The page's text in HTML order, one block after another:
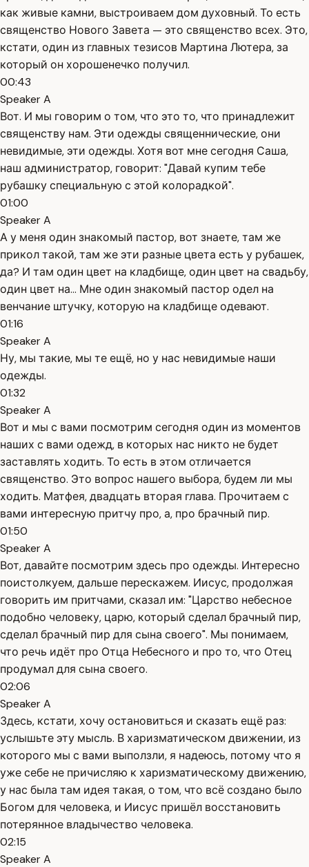
как живые камни, выстроиваем дом духовный. То есть
священство Нового Завета — это священство всех. Это,
кстати, один из главных тезисов Мартина Лютера, за
который он хорошенечко получил.
00:43
Speaker A
Вот. И мы говорим о том, что это то, что принадлежит
священству нам. Эти одежды священнические, они
невидимые, эти одежды. Хотя вот мне сегодня Саша,
наш администратор, говорит: "Давай купим тебе
рубашку специальную с этой колорадкой".
01:00
Speaker A
А у меня один знакомый пастор, вот знаете, там же
прикол такой, там же эти разные цвета есть у рубашек,
да? И там один цвет на кладбище, один цвет на свадьбу,
один цвет на... Мне один знакомый пастор одел на
венчание штучку, которую на кладбище одевают.
01:16
Speaker A
Ну, мы такие, мы те ещё, но у нас невидимые наши
одежды.
01:32
Speaker A
Вот и мы с вами посмотрим сегодня один из моментов
наших с вами одежд, в которых нас никто не будет
заставлять ходить. То есть в этом отличается
священство. Это вопрос нашего выбора, будем ли мы
ходить. Матфея, двадцать вторая глава. Прочитаем с
вами интересную притчу про, а, про брачный пир.
01:50
Speaker A
Вот, давайте посмотрим здесь про одежды. Интересно
поистолкуем, дальше перескажем. Иисус, продолжая
говорить им притчами, сказал им: "Царство небесное
подобно человеку, царю, который сделал брачный пир,
сделал брачный пир для сына своего". Мы понимаем,
что речь идёт про Отца Небесного и про то, что Отец
продумал для сына своего.
02:06
Speaker A
Здесь, кстати, хочу остановиться и сказать ещё раз:
услышьте эту мысль. В харизматическом движении, из
которого мы с вами выползли, я надеюсь, потому что я
уже себе не причисляю к харизматическому движению,
у нас была там идея такая, о том, что всё создано было
Богом для человека, и Иисус пришёл восстановить
потерянное владычество человека.
02:15
Speaker A